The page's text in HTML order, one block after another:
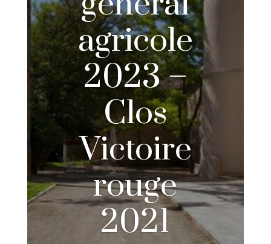
agricole
2023 –
Clos
Victoire
rouge
2021